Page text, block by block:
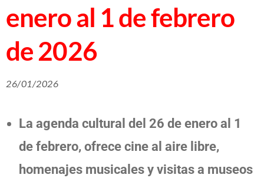
enero al 1 de febrero
de 2026
26/01/2026
La agenda cultural del 26 de enero al 1
de febrero, ofrece cine al aire libre,
homenajes musicales y visitas a museos